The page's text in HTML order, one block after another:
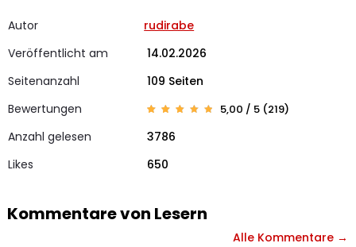
Autor
rudirabe
Veröffentlicht am
14.02.2026
Seitenanzahl
109 Seiten
Bewertungen
4.96
end auf
Kunden
5,00 / 5 (219)
Anzahl gelesen
3786
Likes
650
Kommentare von Lesern
Alle Kommentare →